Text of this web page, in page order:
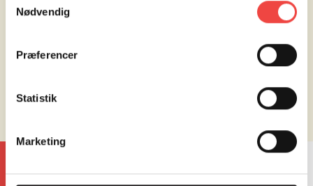
Nødvendig
Præferencer
Statistik
Marketing